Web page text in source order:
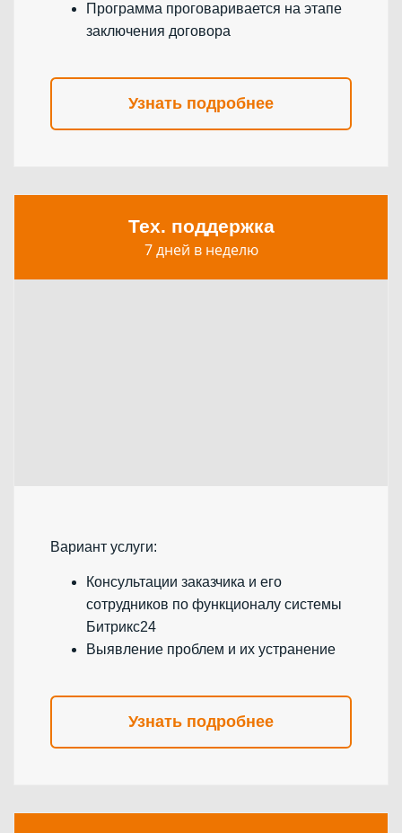
Программа проговаривается на этапе
заключения договора
Узнать подробнее
Тех. поддержка
7 дней в неделю
Вариант услуги:
Консультации заказчика и его
сотрудников по функционалу системы
Битрикс24
Выявление проблем и их устранение
Узнать подробнее